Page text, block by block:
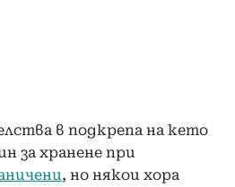
в подкрепа на кето
за хранене при
, но някои хора